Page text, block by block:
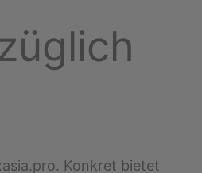
Konkret bietet